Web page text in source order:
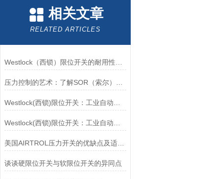
相关文章
RELATED ARTICLES
美国AIRTROL压力开关的优缺点及适用范围讲解
谈谈硬限位开关与软限位开关的异同点